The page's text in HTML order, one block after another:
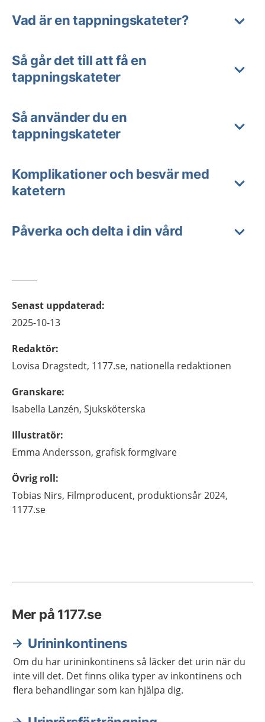
Vad är en tappningskateter?
Så går det till att få en
tappningskateter
Så använder du en
tappningskateter
Komplikationer och besvär med
katetern
Påverka och delta i din vård
Senast uppdaterad:
2025-10-13
Redaktör:
Lovisa Dragstedt, 1177.se, nationella redaktionen
Granskare:
Isabella Lanzén, Sjuksköterska
Illustratör:
Emma Andersson, grafisk formgivare
Övrig roll:
Tobias Nirs, Filmproducent, produktionsår 2024,
1177.se
Mer på 1177.se
Urininkontinens
Om du har urininkontinens så läcker det urin när du
inte vill det. Det finns olika typer av inkontinens och
flera behandlingar som kan hjälpa dig.